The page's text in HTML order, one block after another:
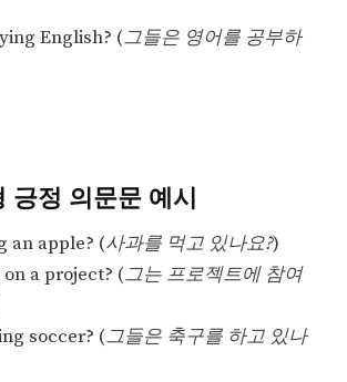
English? (그들은 영어를 공부하
긍정 의문문 예시
an apple? (사과를 먹고 있나요?)
a project? (그는 프로젝트에 참여
soccer? (그들은 축구를 하고 있나